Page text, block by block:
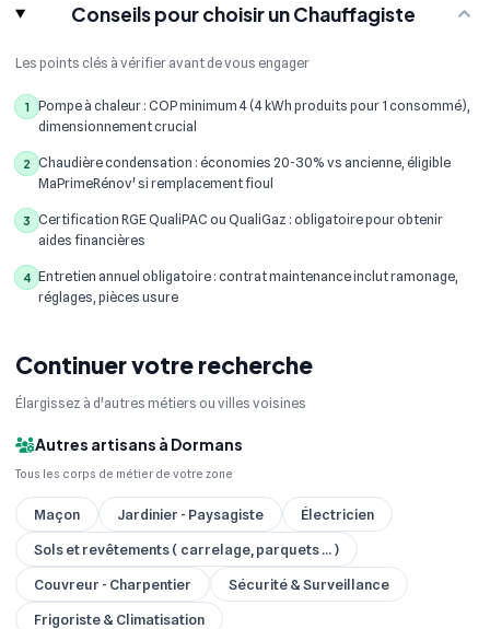
Conseils pour choisir un Chauffagiste
Les points clés à vérifier avant de vous engager
1
Pompe à chaleur : COP minimum 4 (4 kWh produits pour 1 consommé),
dimensionnement crucial
2
Chaudière condensation : économies 20-30% vs ancienne, éligible
MaPrimeRénov' si remplacement fioul
3
Certification RGE QualiPAC ou QualiGaz : obligatoire pour obtenir
aides financières
4 Entretien annuel obligatoire : contrat maintenance inclut ramonage,
réglages, pièces usure
Continuer votre recherche
Élargissez à d'autres métiers ou villes voisines
Autres artisans à Dormans
Tous les corps de métier de votre zone
Maçon Jardinier - Paysagiste
Électricien
Sols et revêtements ( carrelage, parquets ... )
Couvreur - Charpentier
Sécurité & Surveillance
Frigoriste & Climatisation